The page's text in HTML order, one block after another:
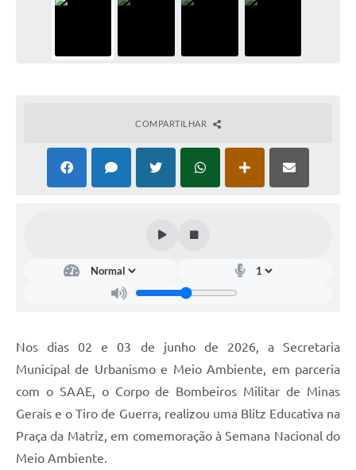
COMPARTILHAR
Nos dias 02 e 03 de junho de 2026, a Secretaria
Municipal de Urbanismo e Meio Ambiente, em parceria
com o SAAE, o Corpo de Bombeiros Militar de Minas
Gerais e o Tiro de Guerra, realizou uma Blitz Educativa na
Praça da Matriz, em comemoração à Semana Nacional do
Meio Ambiente.